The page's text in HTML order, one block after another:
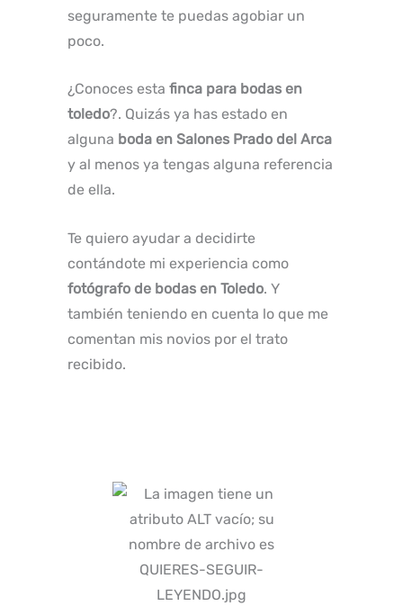
seguramente te puedas agobiar un
poco.
¿Conoces esta finca para bodas en
toledo?. Quizás ya has estado en
alguna boda en Salones Prado del Arca
y al menos ya tengas alguna referencia
de ella.
Te quiero ayudar a decidirte
contándote mi experiencia como
fotógrafo de bodas en Toledo. Y
también teniendo en cuenta lo que me
comentan mis novios por el trato
recibido.